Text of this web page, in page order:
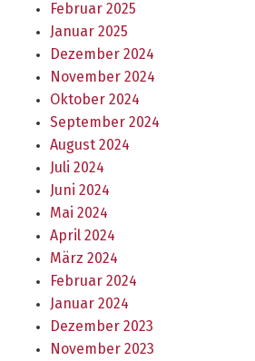
Februar 2025
Januar 2025
Dezember 2024
November 2024
Oktober 2024
September 2024
August 2024
Juli 2024
Juni 2024
Mai 2024
April 2024
März 2024
Februar 2024
Januar 2024
Dezember 2023
November 2023